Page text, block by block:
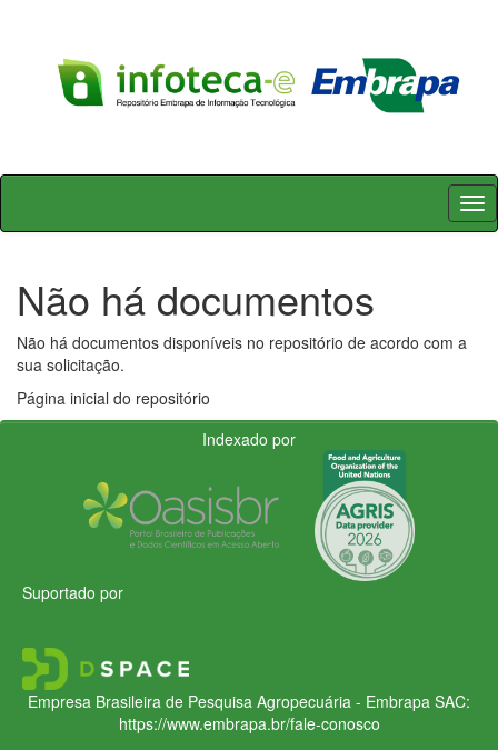
Skip
Não há documentos
Não há documentos disponíveis no repositório de acordo com a
sua solicitação.
Página inicial do repositório
Indexado por
Suportado por
Empresa Brasileira de Pesquisa Agropecuária - Embrapa SAC:
https://www.embrapa.br/fale-conosco